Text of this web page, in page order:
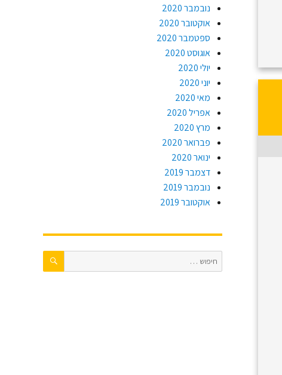
נובמבר 2020
אוקטובר 2020
ספטמבר 2020
אוגוסט 2020
יולי 2020
יוני 2020
מאי 2020
אפריל 2020
מרץ 2020
פברואר 2020
ינואר 2020
דצמבר 2019
נובמבר 2019
אוקטובר 2019
חפש: חיפוש